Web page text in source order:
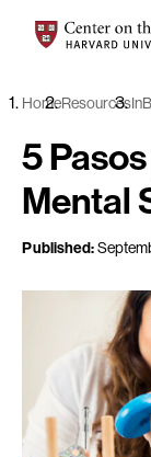
Center on the
HomeResources
5
Mental
Published: